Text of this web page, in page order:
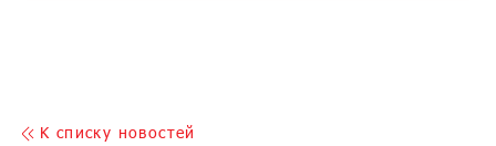
K списку новостей